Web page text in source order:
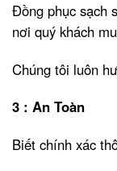
Đồng phục sạch
nơi quý khách
Chúng tôi luôn
3 : An Toàn
Biết chính xác